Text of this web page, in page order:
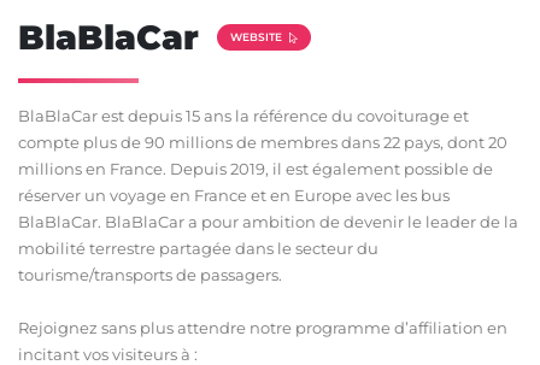
BlaBlaCar WEBSITE
BlaBlaCar est depuis 15 ans la référence du covoiturage et
compte plus de 90 millions de membres dans 22 pays, dont 20
millions en France. Depuis 2019, il est également possible de
réserver un voyage en France et en Europe avec les bus
BlaBlaCar. BlaBlaCar a pour ambition de devenir le leader de la
mobilité terrestre partagée dans le secteur du
tourisme/transports de passagers.
Rejoignez sans plus attendre notre programme d’affiliation en
incitant vos visiteurs à :